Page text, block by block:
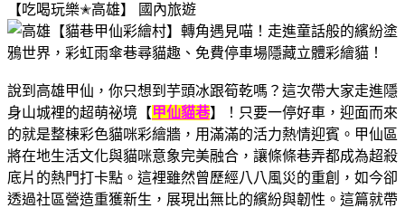
【吃喝玩樂✭高雄】
國內旅遊
說到高雄甲仙，你只想到芋頭冰跟筍乾嗎？這次帶大家走進隱
身山城裡的超萌祕境【甲仙貓巷】！只要一停好車，迎面而來
的就是整棟彩色貓咪彩繪牆，用滿滿的活力熱情迎賓。甲仙區
將在地生活文化與貓咪意象完美融合，讓條條巷弄都成為超殺
底片的熱門打卡點。這裡雖然曾歷經八八風災的重創，如今卻
透過社區營造重獲新生，展現出無比的繽紛與韌性。這篇就帶